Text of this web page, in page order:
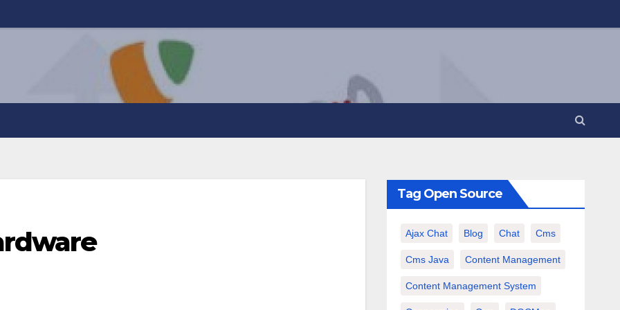
Tag Open Source
Ajax Chat Blog Chat Cms
Cms Java Content Management
Content Management System